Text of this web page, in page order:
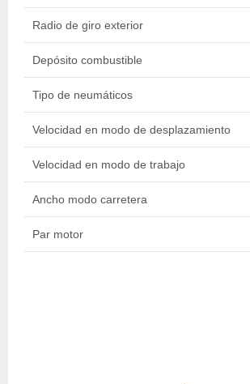
Radio de giro exterior
Depósito combustible
Tipo de neumáticos
Velocidad en modo de desplazamiento
Velocidad en modo de trabajo
Ancho modo carretera
Par motor